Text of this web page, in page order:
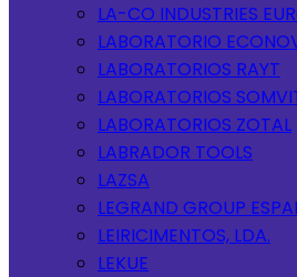
LA-CO INDUSTRIES
LABORATORIO
LABORATORIOS RAYT
LABORATORIOS
LABORATORIOS ZOTAL
LABRADOR TOOLS
LAZSA
LEGRAND GROUP
LEIRICIMENTOS, LDA.
LEKUE